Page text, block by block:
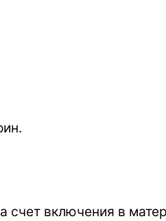
счет включения в